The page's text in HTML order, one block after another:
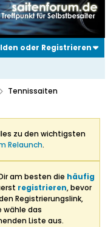
oder Registrieren
Tennissaiten
zu den wichtigsten
Relaunch.
am besten die häufig
registrieren, bevor
Registrierungslink,
wähle das
Liste aus.